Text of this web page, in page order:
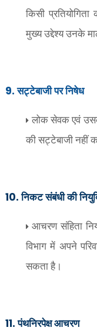
किसी
मुख्य उद्देश्य उनके
9.सट्टेबाजी पर निषेध
लोक सेवक एवं
की सट्टेबाजी नहीं
10.निकट संबंधी की
आचरण संहिता
विभाग में अपने
सकता है।
11.पंथनिरपेक्ष आचरण